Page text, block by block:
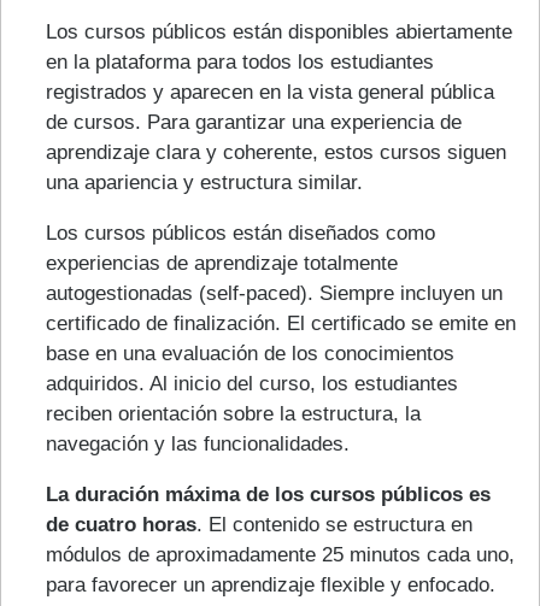
Los cursos públicos están disponibles abiertamente
en la plataforma para todos los estudiantes
registrados y aparecen en la vista general pública
de cursos. Para garantizar una experiencia de
aprendizaje clara y coherente, estos cursos siguen
una apariencia y estructura similar.
Los cursos públicos están diseñados como
experiencias de aprendizaje totalmente
autogestionadas (self-paced). Siempre incluyen un
certificado de finalización. El certificado se emite en
base en una evaluación de los conocimientos
adquiridos. Al inicio del curso, los estudiantes
reciben orientación sobre la estructura, la
navegación y las funcionalidades.
La duración máxima de los cursos públicos es
de cuatro horas. El contenido se estructura en
módulos de aproximadamente 25 minutos cada uno,
para favorecer un aprendizaje flexible y enfocado.